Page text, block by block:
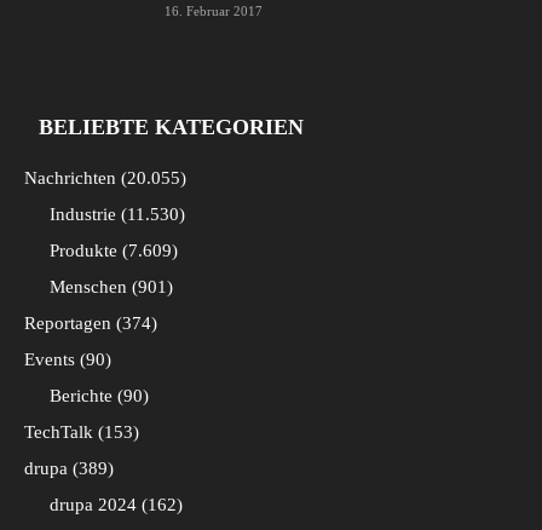
16. Februar 2017
BELIEBTE KATEGORIEN
Nachrichten
20.055
Industrie
11.530
Produkte
7.609
Menschen
901
Reportagen
374
Events 90
Berichte
90
TechTalk
153
drupa
389
drupa 2024
162